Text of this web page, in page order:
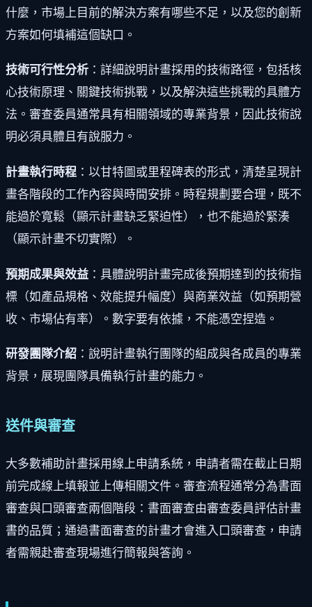
什麼，市場上目前的解決方案有哪些不足，以及您的創新
方案如何填補這個缺口。
技術可行性分析 ：詳細說明計畫採用的技術路徑，包括核
心技術原理、關鍵技術挑戰，以及解決這些挑戰的具體方
法。審查委員通常具有相關領域的專業背景，因此技術說
明必須具體且有說服力。
計畫執行時程 ：以甘特圖或里程碑表的形式，清楚呈現計
畫各階段的工作內容與時間安排。時程規劃要合理，既不
能過於寬鬆（顯示計畫缺乏緊迫性），也不能過於緊湊
（顯示計畫不切實際）。
預期成果與效益 ：具體說明計畫完成後預期達到的技術指
標（如產品規格、效能提升幅度）與商業效益（如預期營
收、市場佔有率）。數字要有依據，不能憑空捏造。
研發團隊介紹 ：說明計畫執行團隊的組成與各成員的專業
背景，展現團隊具備執行計畫的能力。
送件與審查
大多數補助計畫採用線上申請系統，申請者需在截止日期
前完成線上填報並上傳相關文件。審查流程通常分為書面
審查與口頭審查兩個階段：書面審查由審查委員評估計畫
書的品質；通過書面審查的計畫才會進入口頭審查，申請
者需親赴審查現場進行簡報與答詢。